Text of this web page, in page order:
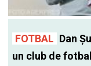
FOTBAL Dan
un club de